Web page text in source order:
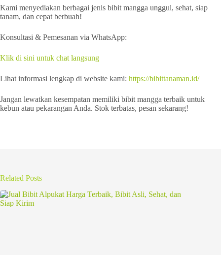
Kami menyediakan berbagai jenis bibit mangga unggul, sehat, siap
tanam, dan cepat berbuah!
Konsultasi & Pemesanan via WhatsApp:
Klik di sini untuk chat langsung
Lihat informasi lengkap di website kami: https://bibittanaman.id/
Jangan lewatkan kesempatan memiliki bibit mangga terbaik untuk
kebun atau pekarangan Anda. Stok terbatas, pesan sekarang!
Related Posts